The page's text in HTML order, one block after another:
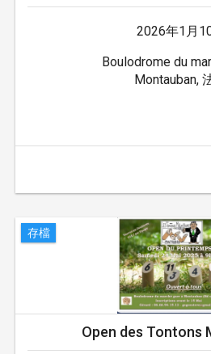
2026年1月
Boulodrome du
Montauban,
存檔
Open des Tontons